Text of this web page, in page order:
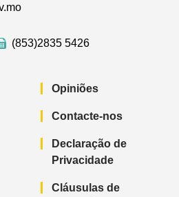
(853)2835 5426
Opiniões
Contacte-nos
Declaração de
Privacidade
Cláusulas de